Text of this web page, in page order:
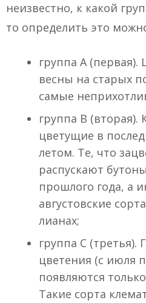
неизвестно, к какой
то определить это
группа А (первая).
весны на старых
самые
группа В (вторая).
цветущие в
летом. Те, что
распускают
прошлого года, а
августовские
лианах;
группа С (третья).
цветения (с июля
появляются
Такие сорта